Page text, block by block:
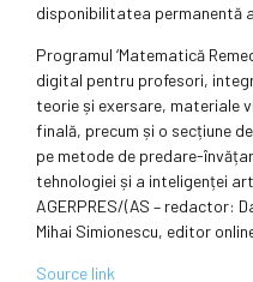
disponibilitatea permanentă
Programul ‘Matematică
digital pentru profesori,
teorie și exersare, materiale
finală, precum și o secțiune
pe metode de predare-
tehnologiei și a inteligenței
AGERPRES/(AS – redactor:
Mihai Simionescu, editor
Source link